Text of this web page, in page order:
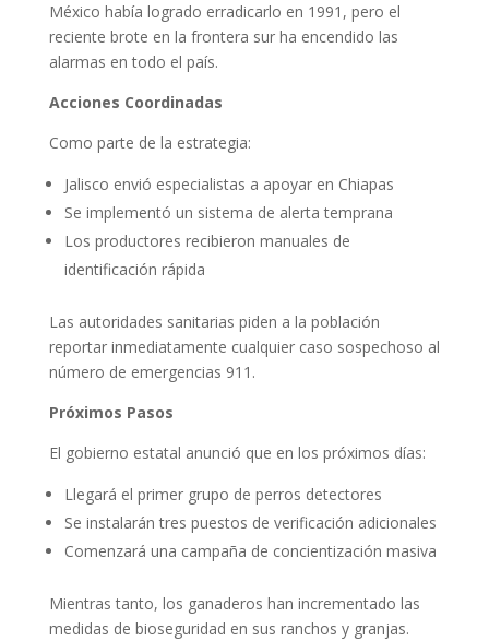
México había logrado erradicarlo en 1991, pero el
reciente brote en la frontera sur ha encendido las
alarmas en todo el país.
Acciones Coordinadas
Como parte de la estrategia:
Jalisco envió especialistas a apoyar en Chiapas
Se implementó un sistema de alerta temprana
Los productores recibieron manuales de
identificación rápida
Las autoridades sanitarias piden a la población
reportar inmediatamente cualquier caso sospechoso al
número de emergencias 911.
Próximos Pasos
El gobierno estatal anunció que en los próximos días:
Llegará el primer grupo de perros detectores
Se instalarán tres puestos de verificación adicionales
Comenzará una campaña de concientización masiva
Mientras tanto, los ganaderos han incrementado las
medidas de bioseguridad en sus ranchos y granjas.